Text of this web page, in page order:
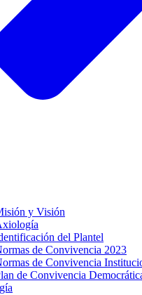
y Visión
del Plantel
de Convivencia 2023
de Convivencia
de Convivencia